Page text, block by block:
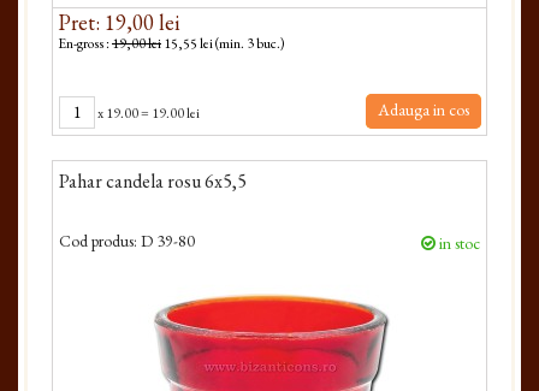
Pret: 19,00 lei
En-gross :19,00 lei15,55 lei (min. 3 buc.)
x19.00= 19.00 lei Adauga in cos
Pahar candela rosu 6x5,5
Cod produs: D 39-80 in stoc